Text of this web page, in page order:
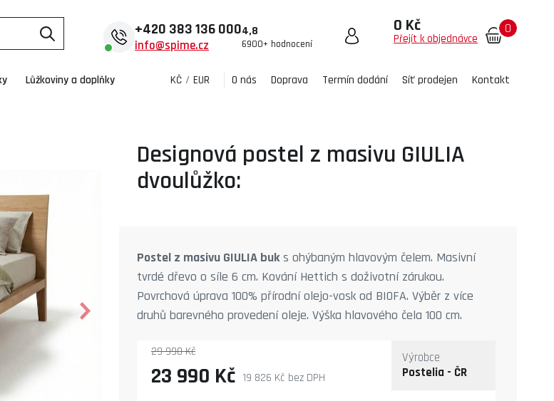
+420 383 136 000
info@spime.cz
4,8
6900+ hodnocení
0 Kč
Přejít k objednávce
0
Lůžkoviny a doplňky KČ / EUR O nás Doprava Termín dodání Síť prodejen Kontakt
Designová postel z masivu GIULIA
dvoulůžko:
Postel z masivu GIULIA buks ohýbaným hlavovým čelem. Masivní
tvrdé dřevo o síle 6 cm. Kování Hettich s doživotní zárukou.
Povrchová úprava 100% přírodní olejo-vosk od BIOFA. Výběr z více
druhů barevného provedení oleje. Výška hlavového čela 100 cm.
23 990 Kč bez DPH
19 826 Kč
29 990 Kč
Výrobce
Postelia - ČR